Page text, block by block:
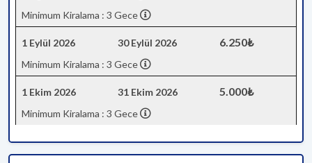
Minimum Kiralama : 3 Gece
1 Eylül 2026 30 Eylül 2026 6.250₺
Minimum Kiralama : 3 Gece
1 Ekim 2026 31 Ekim 2026 5.000₺
Minimum Kiralama : 3 Gece